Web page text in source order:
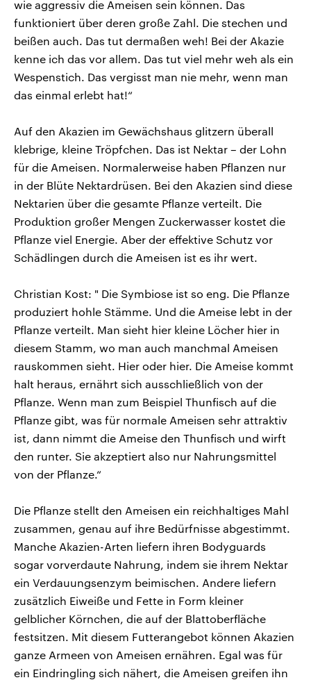
wie aggressiv die Ameisen sein können. Das
funktioniert über deren große Zahl. Die stechen und
beißen auch. Das tut dermaßen weh! Bei der Akazie
kenne ich das vor allem. Das tut viel mehr weh als ein
Wespenstich. Das vergisst man nie mehr, wenn man
das einmal erlebt hat!“
Auf den Akazien im Gewächshaus glitzern überall
klebrige, kleine Tröpfchen. Das ist Nektar – der Lohn
für die Ameisen. Normalerweise haben Pflanzen nur
in der Blüte Nektardrüsen. Bei den Akazien sind diese
Nektarien über die gesamte Pflanze verteilt. Die
Produktion großer Mengen Zuckerwasser kostet die
Pflanze viel Energie. Aber der effektive Schutz vor
Schädlingen durch die Ameisen ist es ihr wert.
Christian Kost: " Die Symbiose ist so eng. Die Pflanze
produziert hohle Stämme. Und die Ameise lebt in der
Pflanze verteilt. Man sieht hier kleine Löcher hier in
diesem Stamm, wo man auch manchmal Ameisen
rauskommen sieht. Hier oder hier. Die Ameise kommt
halt heraus, ernährt sich ausschließlich von der
Pflanze. Wenn man zum Beispiel Thunfisch auf die
Pflanze gibt, was für normale Ameisen sehr attraktiv
ist, dann nimmt die Ameise den Thunfisch und wirft
den runter. Sie akzeptiert also nur Nahrungsmittel
von der Pflanze.“
Die Pflanze stellt den Ameisen ein reichhaltiges Mahl
zusammen, genau auf ihre Bedürfnisse abgestimmt.
Manche Akazien-Arten liefern ihren Bodyguards
sogar vorverdaute Nahrung, indem sie ihrem Nektar
ein Verdauungsenzym beimischen. Andere liefern
zusätzlich Eiweiße und Fette in Form kleiner
gelblicher Körnchen, die auf der Blattoberfläche
festsitzen. Mit diesem Futterangebot können Akazien
ganze Armeen von Ameisen ernähren. Egal was für
ein Eindringling sich nähert, die Ameisen greifen ihn